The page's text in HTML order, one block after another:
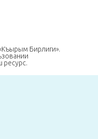
Бирлиги».
ресурс.